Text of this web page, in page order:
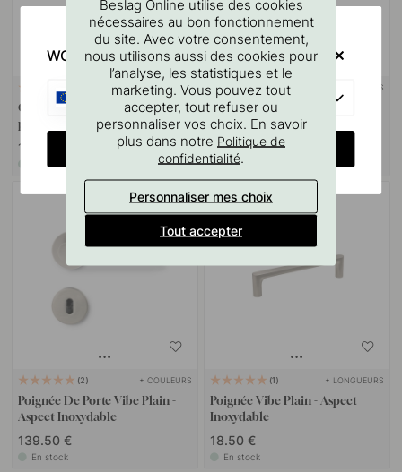
SUPPORT MURAL
Goupille à vis M4x50mm 1
pièce
1.10 €
En stock
1 + COULEURS
Patère Vibe Plain - Aspect
Inoxydable
24 €
En stock
2 + COULEURS
Poignée De Porte Vibe Plain -
Aspect Inoxydable
139.50 €
En stock
1 + LONGUEURS
Poignée Vibe Plain - Aspect
Inoxydable
18.50 €
En stock
Beslag Online utilise des cookies
nécessaires au bon fonctionnement
du site. Avec votre consentement,
nous utilisons aussi des cookies pour
l’analyse, les statistiques et le
marketing. Vous pouvez tout
accepter, tout refuser ou
personnaliser vos choix. En savoir
plus dans notre Politique de
confidentialité.
Personnaliser mes choix
Tout accepter
WOULD YOU RATHER VISIT?
CHANGE COUNTRY